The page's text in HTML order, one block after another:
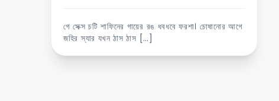
গে সেক্স চটি শাফিনের গায়ের রঙ ধবধবে ফরশা। চোষানোর আগে
জহির স্যার যখন ঠাস ঠাস […]